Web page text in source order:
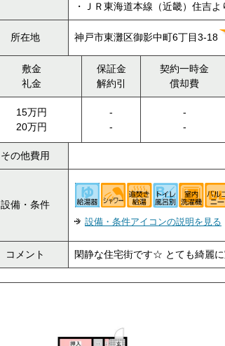
・ＪＲ東海道本線（近畿）住吉
所在地 神戸市東灘区御影中町6丁目3-18
敷金
礼金
保証金
解約引
契約一時金
償却費
15万円
20万円
-
-
-
-
その他費用
設備・条件
設備・条件アイコンの説明を見る
コメント 閑静な住宅街です☆ とても綺麗